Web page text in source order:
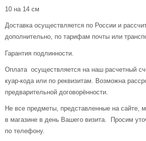
10 на 14 см
Доставка осуществляется по России и
дополнительно, по тарифам почты или
Гарантия подлинности.
Оплата осуществляется на наш расчетный
куар-кода или по реквизитам. Возможна
предварительной договорённости.
Не все предметы, представленные на сайте,
в магазине в день Вашего визита. Просим
по телефону.